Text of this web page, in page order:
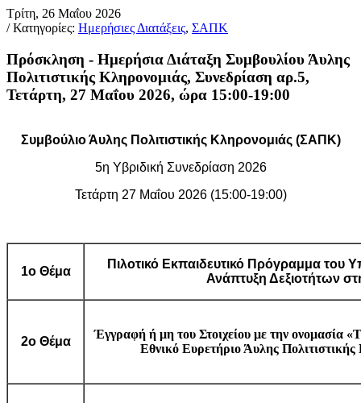
Τρίτη, 26 Μαΐου 2026
/ Κατηγορίες: Ημερήσιες Διατάξεις, ΣΑΠΚ
Πρόσκληση - Ημερήσια Διάταξη Συμβουλίου Άυλης
Πολιτιστικής Κληρονομιάς, Συνεδρίαση αρ.5,
Τετάρτη, 27 Μαΐου 2026, ώρα 15:00-19:00
Συμβούλιο Άυλης Πολιτιστικής Κληρονομιάς (ΣΑΠΚ)
5η Υβριδική Συνεδρίαση 2026
Τετάρτη 27 Μαΐου 2026 (15:00-19:00)
1ο Θέμα
Πιλοτικό Εκπαιδευτικό Πρόγραμμα του
Ανάπτυξη Δεξιοτήτων
2ο Θέμα
Έγγραφή ή μη του Στοιχείου με την ονομασία «
Εθνικό Ευρετήριο Άυλης